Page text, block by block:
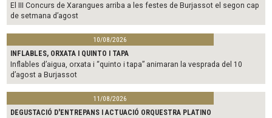
El III Concurs de Xarangues arriba a les festes de Burjassot el segon cap
de setmana d’agost
10/08/2026
INFLABLES, ORXATA I QUINTO I TAPA
Inflables d’aigua, orxata i “quinto i tapa” animaran la vesprada del 10
d’agost a Burjassot
11/08/2026
DEGUSTACIÓ D'ENTREPANS I ACTUACIÓ ORQUESTRA PLATINO